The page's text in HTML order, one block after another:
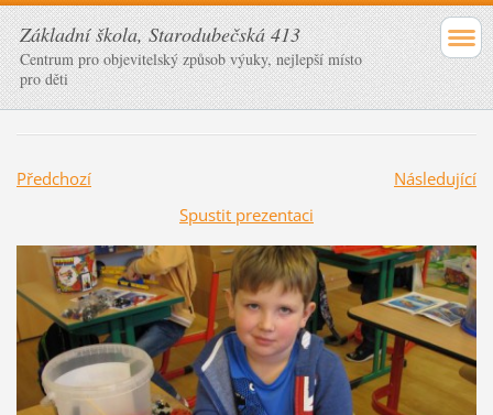
Základní škola, Starodubečská 413
Centrum pro objevitelský způsob výuky, nejlepší místo
pro děti
Předchozí
Následující
Spustit prezentaci